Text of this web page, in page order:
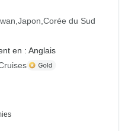
Japon Corée du Sud
en : Anglais